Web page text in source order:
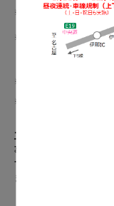
同区間（上下線）では、上
11月4日（水）9時から11
事前にお知らせします。
天候および作業進捗などに
緊急工事などにより、リニ
工事期間中、交通規
事故や交通規制機材
す。工事標識を確認
ます。